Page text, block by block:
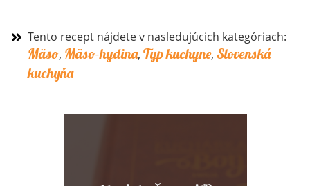
Tento recept nájdete v nasledujúcich kategóriach:
Mäso, Mäso-hydina, Typ kuchyne, Slovenská
kuchyňa